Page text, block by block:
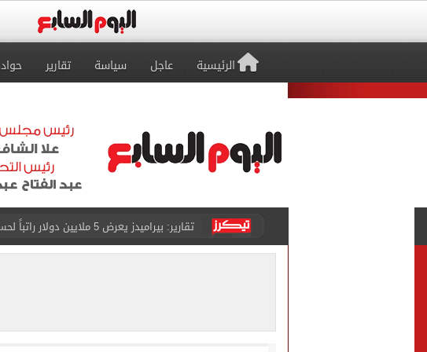
الرئيسية عاجل سياسة تقارير
تقارير: بيراميدز يعرض 5 ملايين دولار راتباً لحسم صفقة يوسف النصيري
هل يتغير رقم الجلوس فى امتحانات الدور
رابطة الأندية تكشف جدول مواعيد مباريات